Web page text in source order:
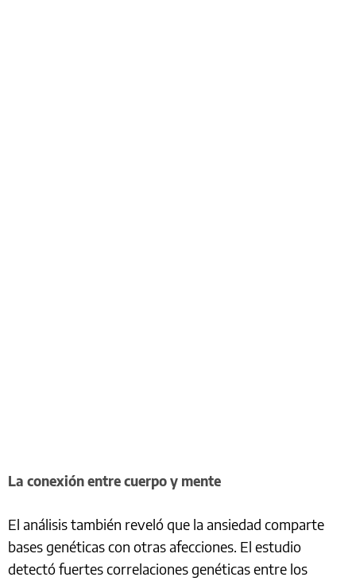
La conexión entre cuerpo y mente
El análisis también reveló que la ansiedad comparte
bases genéticas con otras afecciones. El estudio
detectó fuertes correlaciones genéticas entre los